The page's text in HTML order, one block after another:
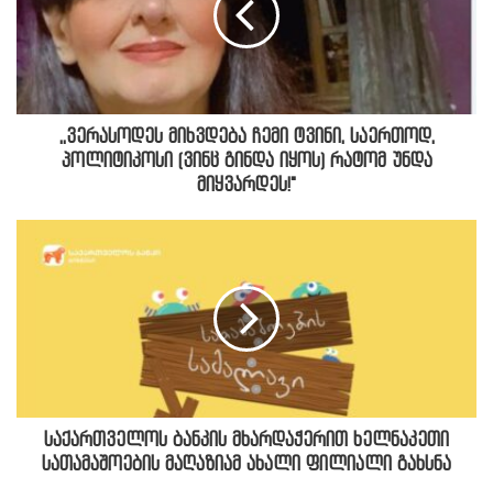
,,ვერასოდეს მიხვდება ჩემი ტვინი, საერთოდ,
პოლიტიკოსი (ვინც გინდა იყოს) რატომ უნდა
მიყვარდეს!"
საქართველოს ბანკის მხარდაჭერით ხელნაკეთი
სათამაშოების მაღაზიამ ახალი ფილიალი გახსნა